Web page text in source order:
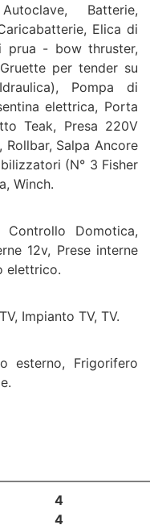
Batterie,
Elica di
prua - bow thruster,
per tender su
Pompa di
elettrica, Porta
Teak, Presa 220V
Rollbar, Salpa Ancore
(N° 3 Fisher
Winch.
Domotica,
12v, Prese interne
elettrico.
Impianto TV, TV.
esterno, Frigorifero
4
4